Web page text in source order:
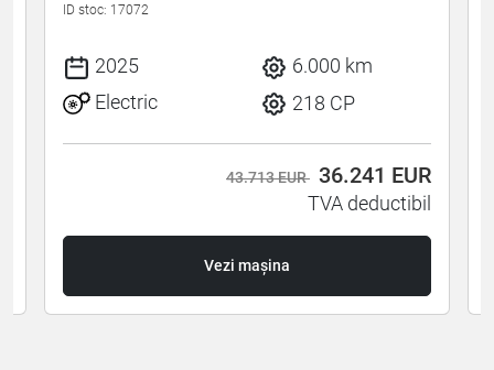
ID stoc: 17072
2025
6.000 km
Electric
218 CP
43.713 EUR 36.241 EUR
TVA deductibil
Vezi mașina